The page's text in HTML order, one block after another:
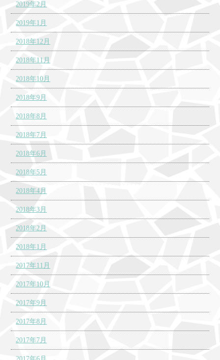
2019年2月
2019年1月
2018年12月
2018年11月
2018年10月
2018年9月
2018年8月
2018年7月
2018年6月
2018年5月
2018年4月
2018年3月
2018年2月
2018年1月
2017年11月
2017年10月
2017年9月
2017年8月
2017年7月